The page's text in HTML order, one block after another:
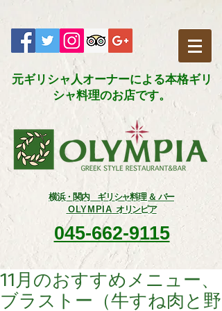
元ギリシャ人オーナーによる本格ギリ
シャ料理のお店です。​
横浜・関内 ギリシャ料理 ＆ バー
OLYMPIA オリンピア
045-662-9115
11月のおすすめメニュー、
ブラストー（牛すね肉と野